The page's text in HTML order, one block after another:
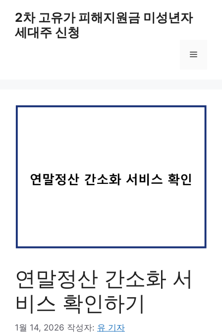
2차 고유가 피해지원금 미성년자
세대주 신청
메
연말정산 간소화 서
비스 확인하기
1월 14, 2026 작성자: 유 기자